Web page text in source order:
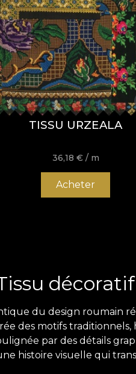
TISSU URZEALA
36,18 € / m
Acheter
décoratif
du design roumain
des motifs
par des détails
histoire visuelle qui